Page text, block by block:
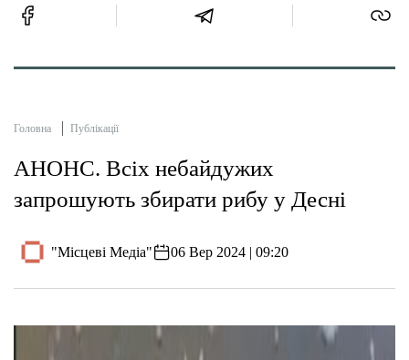
Головна Публікації
АНОНС. Всіх небайдужих
запрошують збирати рибу у Десні
"Місцеві Медіа" 06 Вер 2024 | 09:20